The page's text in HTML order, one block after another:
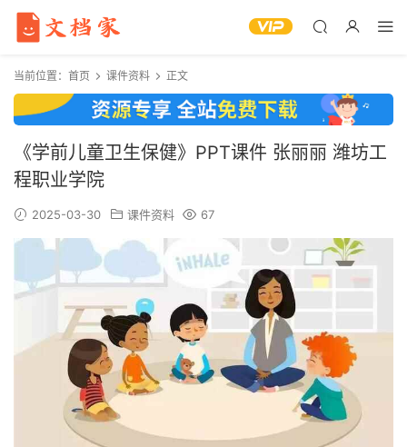
当前位置： 首页 课件资料 正文
《学前儿童卫生保健》PPT课件 张丽丽 潍坊工
程职业学院
2025-03-30 课件资料 67